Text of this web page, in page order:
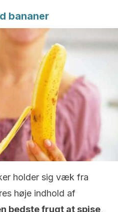
bananer
holder sig væk fra
høje indhold af
bedste frugt at spise,